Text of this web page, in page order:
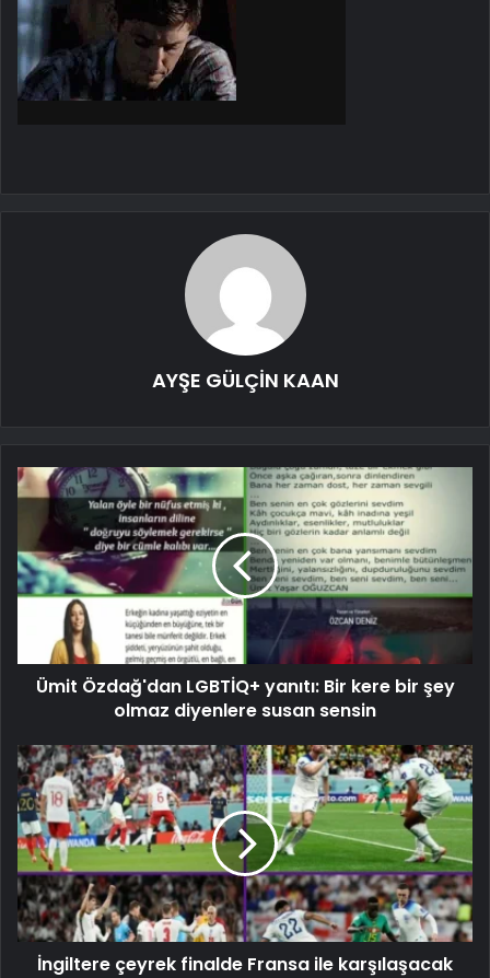
AYŞE GÜLÇİN KAAN
Ümit Özdağ'dan LGBTİQ+ yanıtı: Bir kere bir şey
olmaz diyenlere susan sensin
İngiltere çeyrek finalde Fransa ile karşılaşacak